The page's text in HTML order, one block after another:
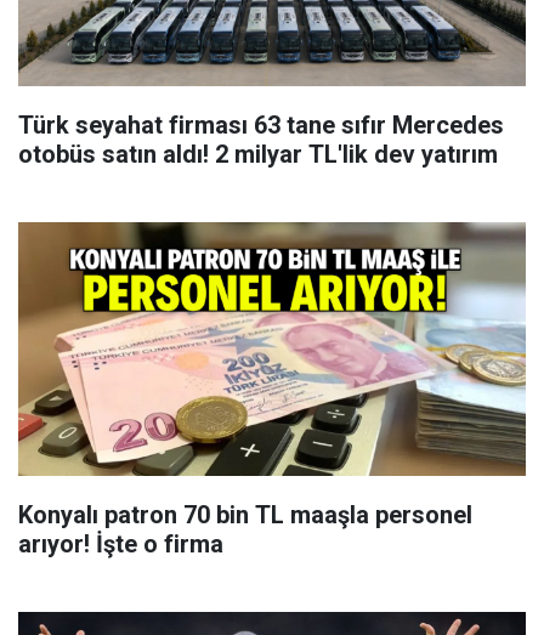
Türk seyahat firması 63 tane sıfır Mercedes
otobüs satın aldı! 2 milyar TL'lik dev yatırım
Konyalı patron 70 bin TL maaşla personel
arıyor! İşte o firma